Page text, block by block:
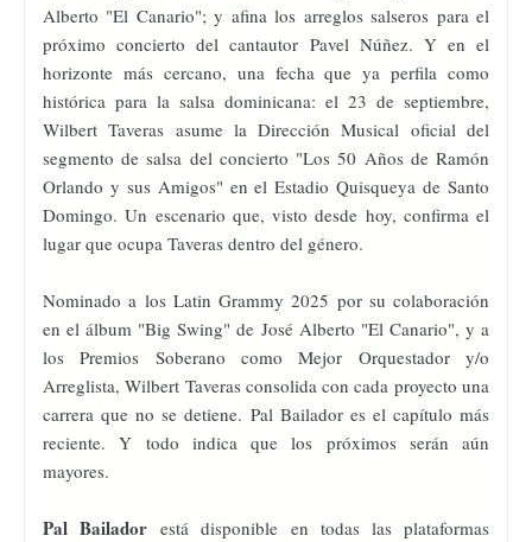
Alberto "El Canario"; y afina los arreglos salseros para el
próximo concierto del cantautor Pavel Núñez. Y en el
horizonte más cercano, una fecha que ya perfila como
histórica para la salsa dominicana: el 23 de septiembre,
Wilbert Taveras asume la Dirección Musical oficial del
segmento de salsa del concierto "Los 50 Años de Ramón
Orlando y sus Amigos" en el Estadio Quisqueya de Santo
Domingo. Un escenario que, visto desde hoy, confirma el
lugar que ocupa Taveras dentro del género.
Nominado a los Latin Grammy 2025 por su colaboración
en el álbum "Big Swing" de José Alberto "El Canario", y a
los Premios Soberano como Mejor Orquestador y/o
Arreglista, Wilbert Taveras consolida con cada proyecto una
carrera que no se detiene. Pal Bailador es el capítulo más
reciente. Y todo indica que los próximos serán aún
mayores.
Pal Bailador está disponible en todas las plataformas